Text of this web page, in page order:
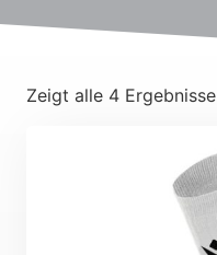
Zeigt alle 4 Ergebnisse